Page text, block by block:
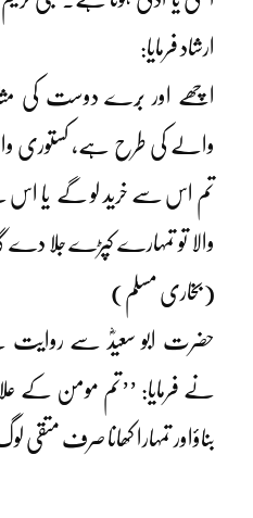
ارشاد فرمایا:
اچھے اور بُرے دوست کی
والے کی طرح ہے، کستوری
تم اس سے خرید لو گے یا اس
والا تو تمہارے کپڑے جلا دے
(بخاری مسلم)
حضرت ابو سعیدؓ سے روایت ہے
نے فرمایا: ’’تم مومن کے
بناؤاور تمہارا کھانا صرف متقی